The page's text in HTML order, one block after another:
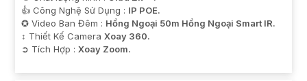
👍 Công Nghệ Sử Dụng : IP POE.
✪ Video Ban Đêm : Hồng Ngoại 50m Hồng Ngoại Smart IR.
↕️ Thiết Kế Camera Xoay 360.
️➲ Tích Hợp : Xoay Zoom.